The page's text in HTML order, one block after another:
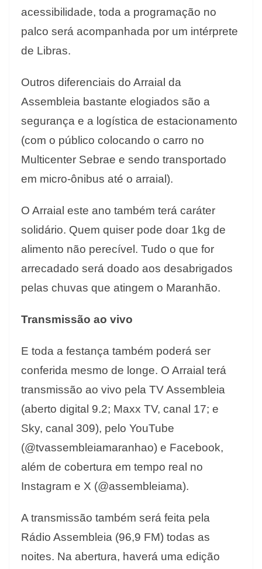
acessibilidade, toda a programação no
palco será acompanhada por um intérprete
de Libras.
Outros diferenciais do Arraial da
Assembleia bastante elogiados são a
segurança e a logística de estacionamento
(com o público colocando o carro no
Multicenter Sebrae e sendo transportado
em micro-ônibus até o arraial).
O Arraial este ano também terá caráter
solidário. Quem quiser pode doar 1kg de
alimento não perecível. Tudo o que for
arrecadado será doado aos desabrigados
pelas chuvas que atingem o Maranhão.
Transmissão ao vivo
E toda a festança também poderá ser
conferida mesmo de longe. O Arraial terá
transmissão ao vivo pela TV Assembleia
(aberto digital 9.2; Maxx TV, canal 17; e
Sky, canal 309), pelo YouTube
(@tvassembleiamaranhao) e Facebook,
além de cobertura em tempo real no
Instagram e X (@assembleiama).
A transmissão também será feita pela
Rádio Assembleia (96,9 FM) todas as
noites. Na abertura, haverá uma edição